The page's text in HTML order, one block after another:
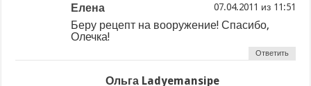
Елена из
Беру рецепт на вооружение! Спасибо,
Олечка!
Ответить
Ольга Ladyemansipe